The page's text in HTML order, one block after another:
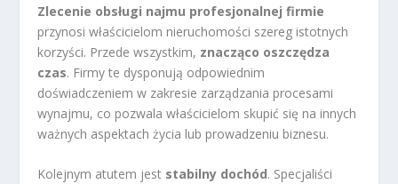
Zlecenie obsługi najmu profesjonalnej firmie
przynosi właścicielom nieruchomości szereg istotnych
korzyści. Przede wszystkim, znacząco oszczędza
czas. Firmy te dysponują odpowiednim
doświadczeniem w zakresie zarządzania procesami
wynajmu, co pozwala właścicielom skupić się na innych
ważnych aspektach życia lub prowadzeniu biznesu.
Kolejnym atutem jest stabilny dochód. Specjaliści